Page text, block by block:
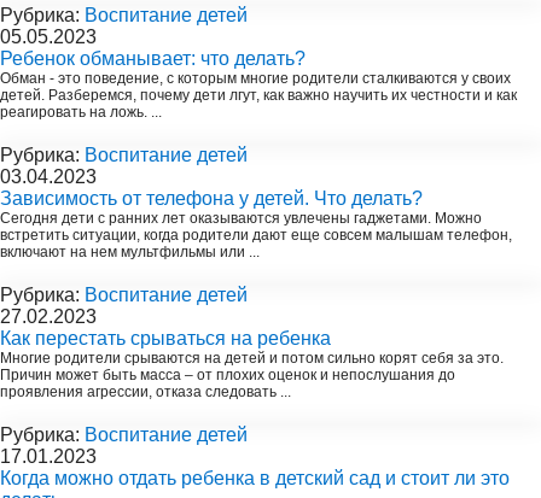
Рубрика: Воспитание детей
05.05.2023
Ребенок обманывает: что делать?
Обман - это поведение, с которым многие родители сталкиваются у своих
детей. Разберемся, почему дети лгут, как важно научить их честности и как
реагировать на ложь. ...
Рубрика: Воспитание детей
03.04.2023
Зависимость от телефона у детей. Что делать?
Сегодня дети с ранних лет оказываются увлечены гаджетами. Можно
встретить ситуации, когда родители дают еще совсем малышам телефон,
включают на нем мультфильмы или ...
Рубрика: Воспитание детей
27.02.2023
Как перестать срываться на ребенка
Многие родители срываются на детей и потом сильно корят себя за это.
Причин может быть масса – от плохих оценок и непослушания до
проявления агрессии, отказа следовать ...
Рубрика: Воспитание детей
17.01.2023
Когда можно отдать ребенка в детский сад и стоит ли это